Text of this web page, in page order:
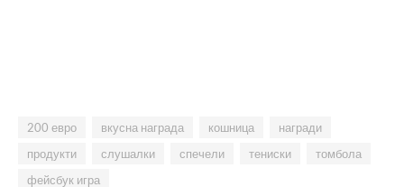
200 евро вкусна награда кошница
награди
продукти
слушалки спечели тениски
томбола
фейсбук игра